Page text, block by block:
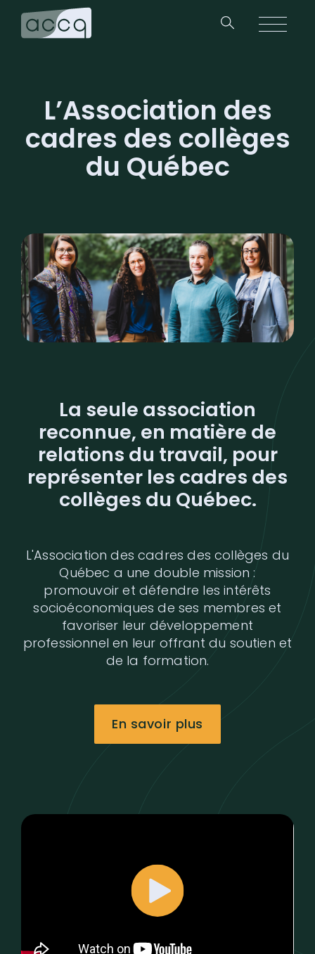
L’Association des
cadres des collèges
du Québec
La seule association
reconnue, en matière de
relations du travail, pour
représenter les cadres des
collèges du Québec.
L'Association des cadres des collèges du
Québec a une double mission :
promouvoir et défendre les intérêts
socioéconomiques de ses membres et
favoriser leur développement
professionnel en leur offrant du soutien et
de la formation.
En savoir plus